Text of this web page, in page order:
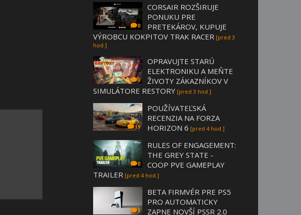
0
CORSAIR ROZŠIRUJE
PONUKU PRE
PRETEKÁROV, KUPUJE
VÝROBCU KOKPITOV TRAK RACER [pred 3
hod.]
0
OPRAVUJTE STARÚ
ELEKTRONIKU A MEŇTE
ŽIVOTY ZÁKAZNÍKOV V
SIMULÁTORE RESTORY [pred 3 hod.]
19
POUŽÍVATEĽSKÁ
RECENZIA NA FORZA
HORIZON 6 [pred 4 hod.]
0
RULES OF ENGAGEMENT:
THE GREY STATE -
COOP PVE GAMEPLAY
TRAILER [pred 4 hod.]
8
BETA FIRMVÉR PRE PS5
PRO AUTOMATICKY
ZAPNE NOVŠÍ PSSR 2.0